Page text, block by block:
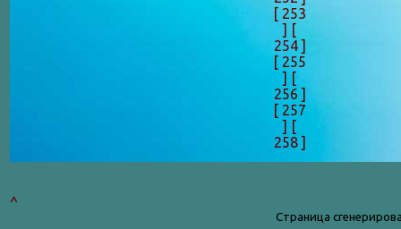
[ 253
] [
254 ]
[ 255
] [
256 ]
[ 257
] [
258 ]
^
Страница